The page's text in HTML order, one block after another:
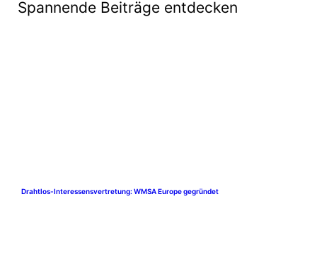
Spannende Beiträge entdecken
Drahtlos-Interessensvertretung: WMSA Europe gegründet